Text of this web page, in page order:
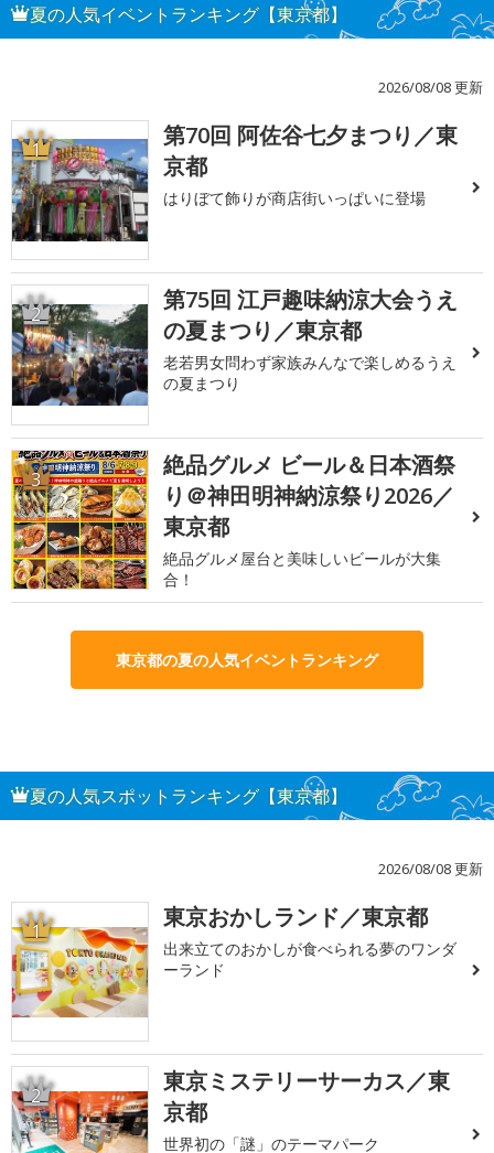
夏の人気イベントランキング【東京都】
2026/08/08 更新
1
第70回 阿佐谷七夕まつり／東
京都
はりぼて飾りが商店街いっぱいに登場
2
第75回 江戸趣味納涼大会うえ
の夏まつり／東京都
老若男女問わず家族みんなで楽しめるうえ
の夏まつり
3
絶品グルメ ビール＆日本酒祭
り＠神田明神納涼祭り2026／
東京都
絶品グルメ屋台と美味しいビールが大集
合！
東京都の夏の人気イベントランキング
夏の人気スポットランキング【東京都】
2026/08/08 更新
1 東京おかしランド／東京都
出来立てのおかしが食べられる夢のワンダ
ーランド
2
東京ミステリーサーカス／東
京都
世界初の「謎」のテーマパーク